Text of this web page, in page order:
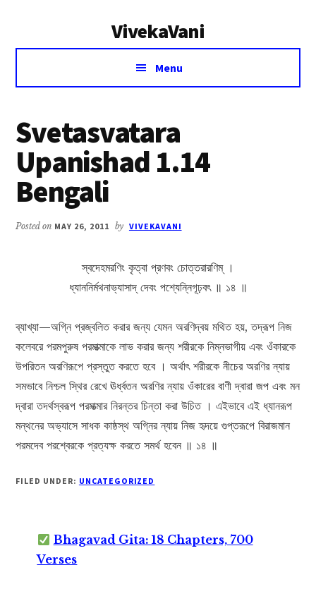
VivekaVani
Voice
Vivekananda
Menu
Svetasvatara
Upanishad 1.14
Bengali
Posted on MAY 26, 2011 by VIVEKAVANI
স্বদেহমরণিং কৃত্বা প্রণবং চোত্তরারণিম্ ।
ধ্যাননির্মথনাভ্যাসাদ্ দেবং পশ্যেন্নিগূঢ়বৎ ॥ ১৪ ॥
ব্যাখ্যা—অগ্নি প্রজ্বলিত করার জন্য যেমন অরণিদ্বয় মথিত হয়, তদ্রূপ নিজ
কলেবরে পরমপুরুষ পরমাত্মাকে লাভ করার জন্য শরীরকে নিম্নভাগীয় এবং ওঁকারকে
উপরিতন অরণিরূপে প্রস্তুত করতে হবে । অর্থাৎ শরীরকে নীচের অরণির ন্যায়
সমভাবে নিশ্চল স্থির রেখে ঊর্ধ্বতন অরণির ন্যায় ওঁকারের বাণী দ্বারা জপ এবং মন
দ্বারা তদর্থস্বরূপ পরমাত্মার নিরন্তর চিন্তা করা উচিত । এইভাবে এই ধ্যানরূপ
মন্থনের অভ্যাসে সাধক কাষ্ঠস্থ অগ্নির ন্যায় নিজ হৃদয়ে গুপ্তরূপে বিরাজমান
পরমদেব পরশ্বেরকে প্রত্যক্ষ করতে সমর্থ হবেন ॥ ১৪ ॥
FILED UNDER: UNCATEGORIZED
Bhagavad Gita: 18 Chapters, 700
Verses